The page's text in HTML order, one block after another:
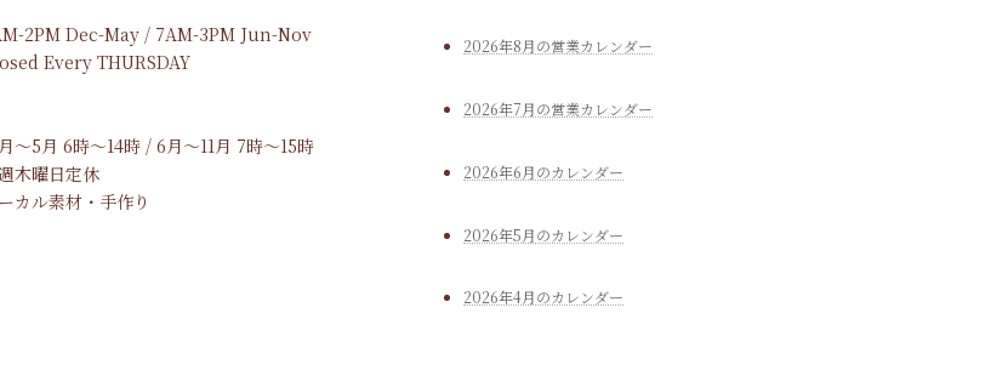
2PM Dec-May / 7AM-3PM Jun-Nov
Every THURSDAY
～5月 6時～14時 / 6月～11月 7時～15時
木曜日定休
カル素材・手作り
2026年8月の営業カレンダー
2026年7月の営業カレンダー
2026年6月のカレンダー
2026年5月のカレンダー
2026年4月のカレンダー